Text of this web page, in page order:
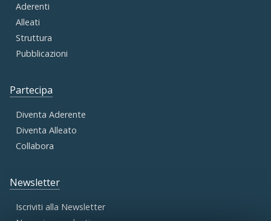
Aderenti
Alleati
Struttura
Pubblicazioni
Partecipa
Diventa Aderente
Diventa Alleato
Collabora
Newsletter
Iscriviti alla Newsletter